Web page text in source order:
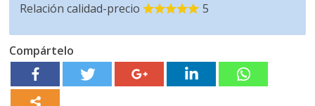
Relación calidad-precio 5
Compártelo